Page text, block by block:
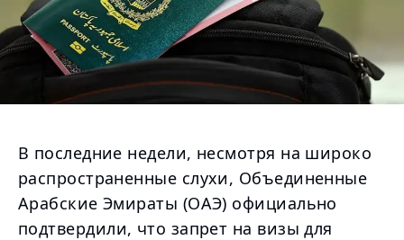
В последние недели, несмотря на широко
распространенные слухи, Объединенные
Арабские Эмираты (ОАЭ) официально
подтвердили, что запрет на визы для